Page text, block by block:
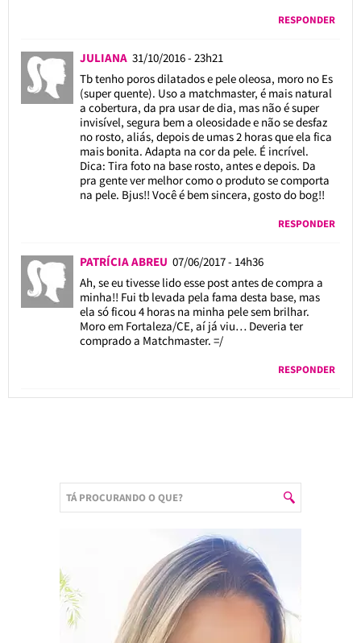
RESPONDER
JULIANA 31/10/2016 - 23h21
Tb tenho poros dilatados e pele oleosa, moro no Es
(super quente). Uso a matchmaster, é mais natural
a cobertura, da pra usar de dia, mas não é super
invisível, segura bem a oleosidade e não se desfaz
no rosto, aliás, depois de umas 2 horas que ela fica
mais bonita. Adapta na cor da pele. É incrível.
Dica: Tira foto na base rosto, antes e depois. Da
pra gente ver melhor como o produto se comporta
na pele. Bjus!! Você é bem sincera, gosto do bog!!
RESPONDER
PATRÍCIA ABREU 07/06/2017 - 14h36
Ah, se eu tivesse lido esse post antes de compra a
minha!! Fui tb levada pela fama desta base, mas
ela só ficou 4 horas na minha pele sem brilhar.
Moro em Fortaleza/CE, aí já viu… Deveria ter
comprado a Matchmaster. =/
RESPONDER